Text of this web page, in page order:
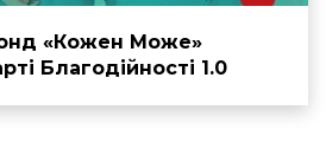
«Кожен Може»
Благодійності 1.0